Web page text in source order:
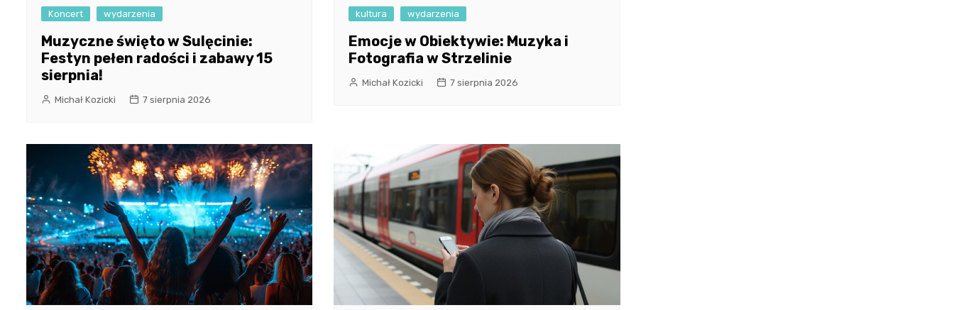
Koncert wydarzenia
Muzyczne święto w Sulęcinie:
Festyn pełen radości i zabawy 15
sierpnia!
Michał Kozicki 7 sierpnia 2026
kultura wydarzenia
Emocje w Obiektywie: Muzyka i
Fotografia w Strzelinie
Michał Kozicki 7 sierpnia 2026